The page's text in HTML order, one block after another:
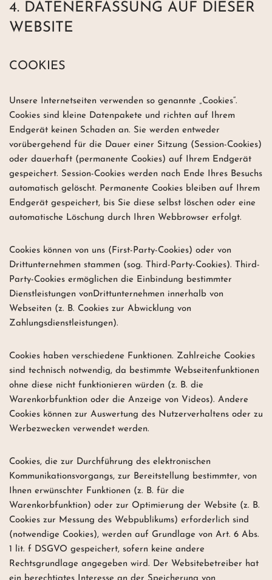
4. DATENERFASSUNG AUF DIESER
WEBSITE
COOKIES
Unsere Internetseiten verwenden so genannte „Cookies“.
Cookies sind kleine Datenpakete und richten auf Ihrem
Endgerät keinen Schaden an. Sie werden entweder
vorübergehend für die Dauer einer Sitzung (Session-Cookies)
oder dauerhaft (permanente Cookies) auf Ihrem Endgerät
gespeichert. Session-Cookies werden nach Ende Ihres Besuchs
automatisch gelöscht. Permanente Cookies bleiben auf Ihrem
Endgerät gespeichert, bis Sie diese selbst löschen oder eine
automatische Löschung durch Ihren Webbrowser erfolgt.
Cookies können von uns (First-Party-Cookies) oder von
Drittunternehmen stammen (sog. Third-Party-Cookies). Third-
Party-Cookies ermöglichen die Einbindung bestimmter
Dienstleistungen vonDrittunternehmen innerhalb von
Webseiten (z. B. Cookies zur Abwicklung von
Zahlungsdienstleistungen).
Cookies haben verschiedene Funktionen. Zahlreiche Cookies
sind technisch notwendig, da bestimmte Webseitenfunktionen
ohne diese nicht funktionieren würden (z. B. die
Warenkorbfunktion oder die Anzeige von Videos). Andere
Cookies können zur Auswertung des Nutzerverhaltens oder zu
Werbezwecken verwendet werden.
Cookies, die zur Durchführung des elektronischen
Kommunikationsvorgangs, zur Bereitstellung bestimmter, von
Ihnen erwünschter Funktionen (z. B. für die
Warenkorbfunktion) oder zur Optimierung der Website (z. B.
Cookies zur Messung des Webpublikums) erforderlich sind
(notwendige Cookies), werden auf Grundlage von Art. 6 Abs.
1 lit. f DSGVO gespeichert, sofern keine andere
Rechtsgrundlage angegeben wird. Der Websitebetreiber hat